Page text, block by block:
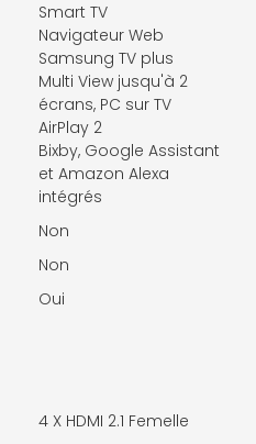
Smart TV
Navigateur Web
Samsung TV plus
Multi View jusqu'à 2
écrans, PC sur TV
AirPlay 2
Bixby, Google Assistant
et Amazon Alexa
intégrés
Non
Non
Oui
4 X HDMI 2.1 Femelle